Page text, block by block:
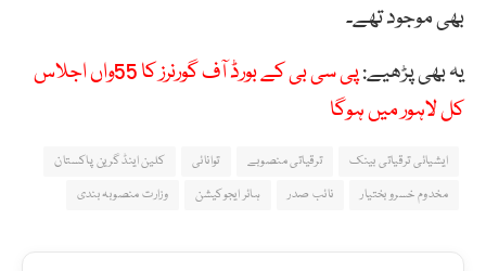
بھی موجود تھے۔
یہ بھی پڑھیے:
پی سی بی کے بورڈ آف گورنرز کا 55واں اجلاس
کل لاہور میں ہوگا
ایشیائی ترقیاتی بینک ترقیاتی منصوبے توانائی
کلین اینڈ گرین پاکستان
مخدوم خسرو بختیار
نائب صدر ہائر ایجوکیشن وزارت منصوبہ بندی